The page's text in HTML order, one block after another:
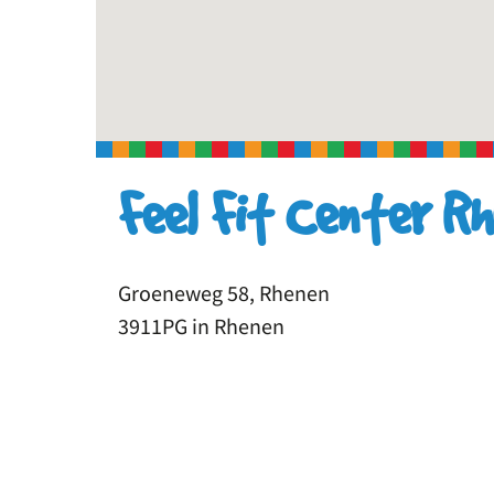
Feel Fit Center
Groeneweg 58, Rhenen
3911PG in Rhenen